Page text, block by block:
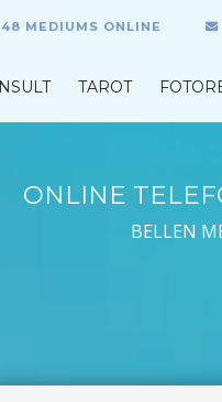
48 MEDIUMS ONLINE
TAROT
ONLINE
BELLEN